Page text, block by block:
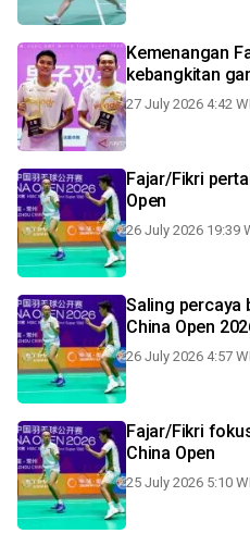
Kemenangan
kebangkitan
27 July 2026 4:42
Fajar/Fikri
Open
26 July 2026 19:39
Saling percaya
China Open
26 July 2026 4:57
Fajar/Fikri
China Open
25 July 2026 5:10